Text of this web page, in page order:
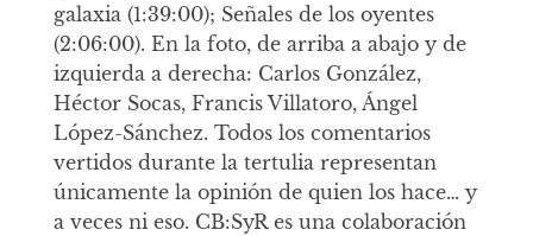
galaxia (1:39:00); Señales de los oyentes
(2:06:00). En la foto, de arriba a abajo y de
izquierda a derecha: Carlos González,
Héctor Socas, Francis Villatoro, Ángel
López-Sánchez. Todos los comentarios
vertidos durante la tertulia representan
únicamente la opinión de quien los hace… y
a veces ni eso. CB:SyR es una colaboración